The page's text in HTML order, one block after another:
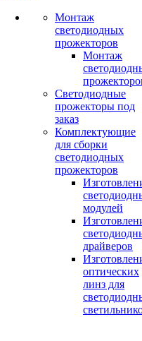
Монтаж
светодиодных
прожекторов
Монтаж
Светодиодные
прожекторы под
заказ
Комплектующие
для сборки
светодиодных
прожекторов
модулей
драйверов
оптических
линз для